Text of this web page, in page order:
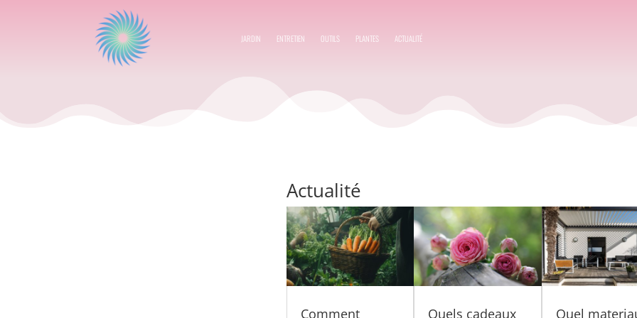
JARDIN ENTRETIEN OUTILS PLANTES ACTUALITÉ
Actualité
Comment Quels cadeaux Quel